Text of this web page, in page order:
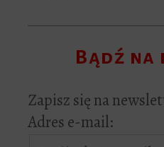
Bądź na
Zapisz się na
Adres e-mail: